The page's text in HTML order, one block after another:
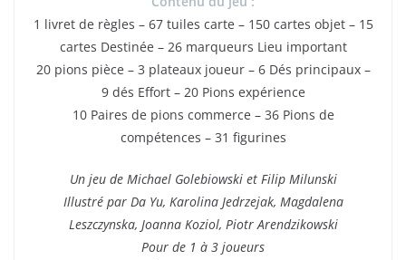
1 livret de règles – 67 tuiles carte – 150 cartes objet – 15
cartes Destinée – 26 marqueurs Lieu important
20 pions pièce – 3 plateaux joueur – 6 Dés principaux –
9 dés Effort – 20 Pions expérience
10 Paires de pions commerce – 36 Pions de
compétences – 31 figurines
Un jeu de Michael Golebiowski et Filip Milunski
Illustré par Da Yu, Karolina Jedrzejak, Magdalena
Leszczynska, Joanna Koziol, Piotr Arendzikowski
Pour de 1 à 3 joueurs